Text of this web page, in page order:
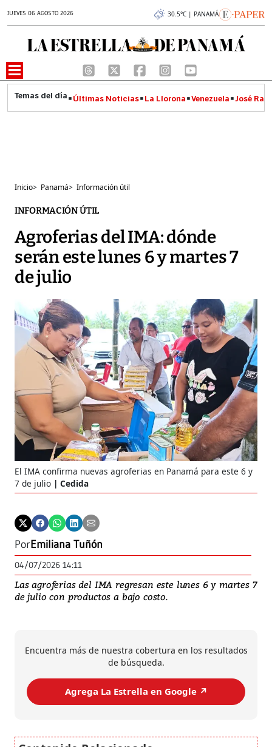
JUEVES 06 AGOSTO 2026 30.5°C | PANAMÁ
Últimas Noticias La Llorona Venezuela José
Inicio> Panamá> Información útil
INFORMACIÓN ÚTIL
Agroferias del IMA: dónde
serán este lunes 6 y martes 7
de julio
El IMA confirma nuevas agroferias en Panamá para este 6 y
7 de julio
Cedida
PorEmiliana Tuñón
04/07/2026 14:11
Las agroferias del IMA regresan este lunes 6 y martes 7
de julio con productos a bajo costo.
Encuentra más de nuestra cobertura en los resultados
de búsqueda.
Agrega La Estrella en Google ↗️